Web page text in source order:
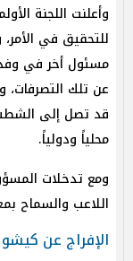
وأعلنت اللجنة
للتحقيق في الأمر،
مسئول أخر في
عن تلك التصرفات،
قد تصل إلى
محلياً ودولياً.
ومع تدخلات
اللاعب والسماح
الإفراج عن